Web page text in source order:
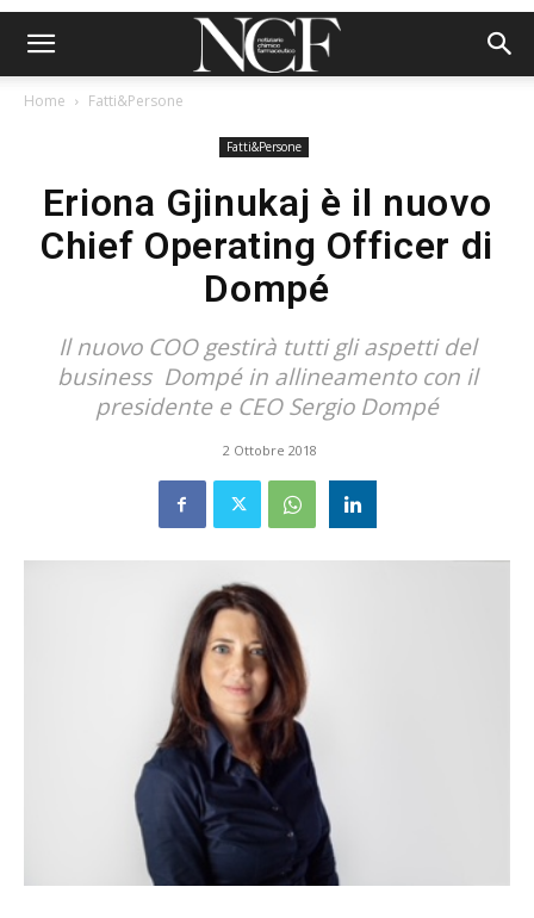
Home Fatti&Persone
Fatti&Persone
Eriona Gjinukaj è il nuovo
Chief Operating Officer di
Dompé
Il nuovo COO gestirà tutti gli aspetti del
business Dompé in allineamento con il
presidente e CEO Sergio Dompé
2 Ottobre 2018